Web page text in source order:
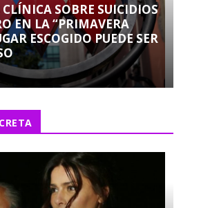
CLÍNICA SOBRE SUICIDIOS
EN LA “PRIMAVERA
ESCOGIDO PUEDE SER